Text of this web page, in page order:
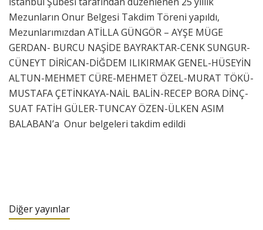
Mezunların Onur Belgesi Takdim Töreni yapıldı,
Mezunlarımızdan ATİLLA GÜNGÖR – AYŞE MÜGE
GERDAN- BURCU NAŞİDE BAYRAKTAR-CENK SUNGUR-
CÜNEYT DİRİCAN-DİĞDEM ILIKIRMAK GENEL-HÜSEYİN
ALTUN-MEHMET CÜRE-MEHMET ÖZEL-MURAT TÖKÜ-
MUSTAFA ÇETİNKAYA-NAİL BALİN-RECEP BORA DİNÇ-
SUAT FATİH GÜLER-TUNCAY ÖZEN-ÜLKEN ASIM
BALABAN’a Onur belgeleri takdim edildi
Diğer yayınlar